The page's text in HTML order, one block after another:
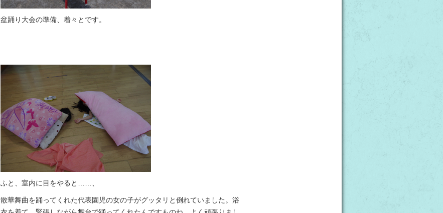
盆踊り大会の準備、着々とです。
ふと、室内に目をやると……、
散華舞曲を踊ってくれた代表園児の女の子がグッタリと倒れていました。浴